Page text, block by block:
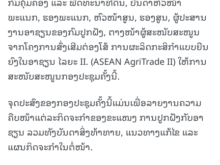
ພະແນກ, ຮອງພະແນກ, ຫົວໜ້າສູນ, ຮອງສູນ, ຜູ້ປະສານ
ງານອາຊຽນຂອງກົມປູກຝັງ, ຕາງໜ້າຜູ້ສະໜັບສະໜູນ
ຈາກໂຄງການສົ່ງເສີມຕ່ອງໂສ້ ການຜະລິດກະສິກຳແບບຍືນ
ຍົງໃນອາຊຽນ ໄລຍະ II. (ASEAN AgriTrade II) ໃຫ້ການ
ສະໜັບສະໜູນກອງປະຊຸມຄັ້ງນີ້.
ຈຸດປະສົງຂອງກອງປະຊຸມຄັ້ງນີ້ແມ່ນເພື່ອລາຍງານຄວາມ
ຄືບໜ້າແຕ່ລະກິດຈະກຳຂອງຂະແໜງ ການປູກຝັງກັບອາ
ຊຽນ ລວມທັງບັນດາສິ່ງທ້າທາຍ, ແນວທາງແກ້ໄຂ ແລະ
ແຜນກິດຈະກໍາໃນຕໍ່ໜ້າ.